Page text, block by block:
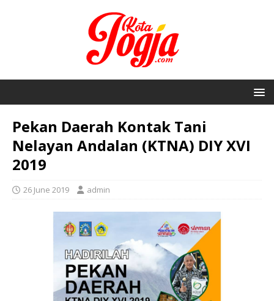
Pekan Daerah Kontak Tani
Nelayan Andalan (KTNA) DIY XVI
2019
26 June 2019 admin